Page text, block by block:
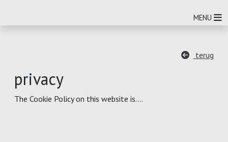
MENU
terug
privacy
The Cookie Policy on this website is....